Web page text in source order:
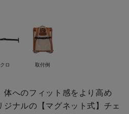
クロ 取付例
体へのフィット感をより高め
ジナルの【マグネット式】チェ